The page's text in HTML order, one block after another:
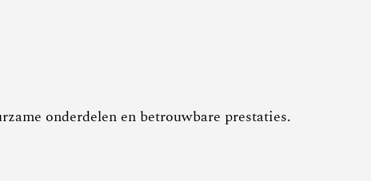
onderdelen en betrouwbare prestaties.